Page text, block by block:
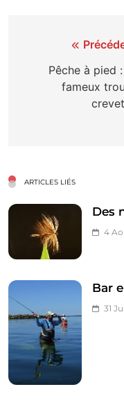
Navigation
l’article
Pêche à pied
fameux
ARTICLES LIÉS
Des
4
Bar
31